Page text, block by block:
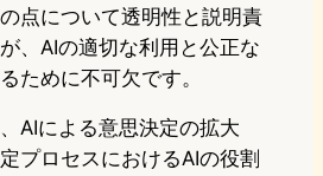
点について透明性と説明責
、AIの適切な利用と公正な
ために不可欠です。
AIによる意思決定の拡大
プロセスにおけるAIの役割